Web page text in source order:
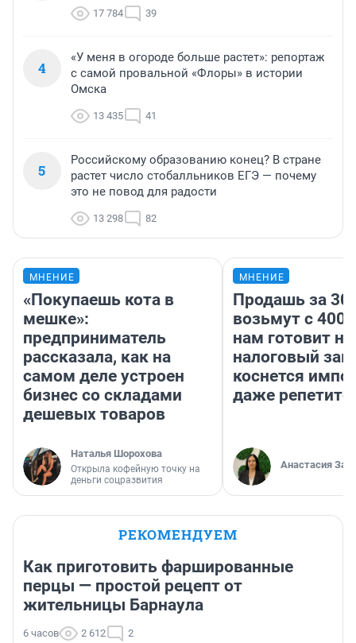
17 784 39
4
«У меня в огороде больше растет»: репортаж
с самой провальной «Флоры» в истории
Омска
13 435 41
5
Российскому образованию конец? В стране
растет число стобалльников ЕГЭ — почему
это не повод для радости
13 298 82
МНЕНИЕ
«Покупаешь кота в
мешке»:
предприниматель
рассказала, как на
самом деле устроен
бизнес со складами
дешевых товаров
Наталья Шорохова
Открыла кофейную точку на
деньги соцразвития
МНЕНИЕ
Продашь за
возьмут с
нам готовит
налоговый
коснется
даже
Анастасия
РЕКОМЕНДУЕМ
Как приготовить фаршированные
перцы — простой рецепт от
жительницы Барнаула
6 часов 2 612 2